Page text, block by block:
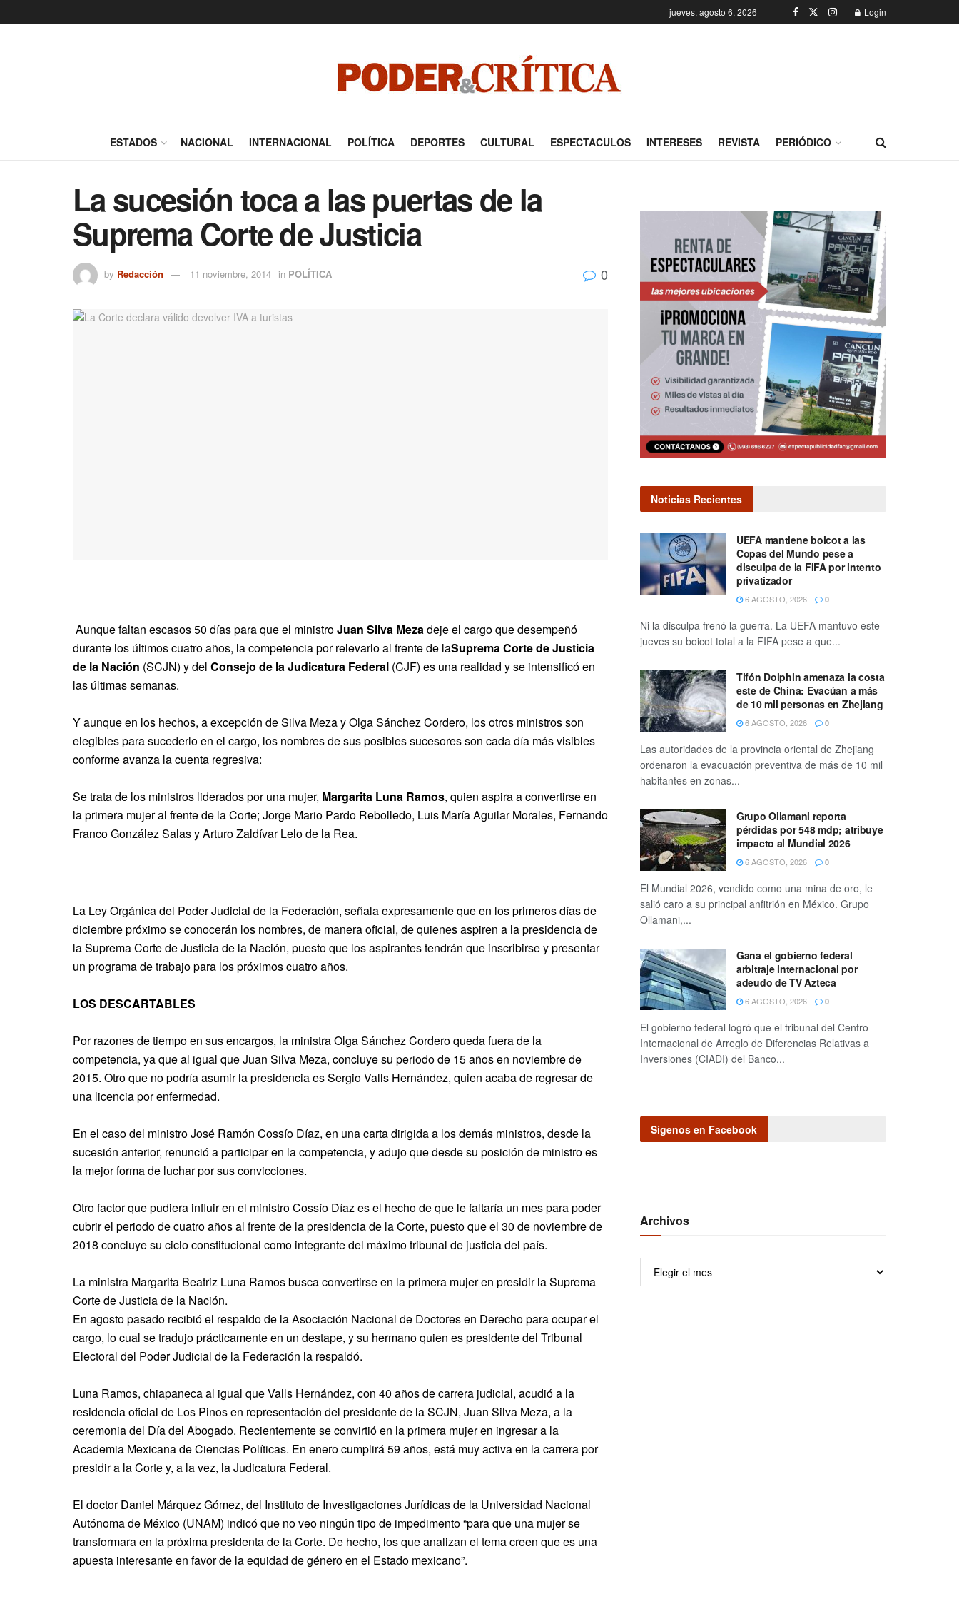
jueves, agosto 6, 2026 Login
ESTADOS NACIONAL INTERNACIONAL POLÍTICA DEPORTES CULTURAL ESPECTACULOS INTERESES REVISTA PERIÓDICO
La sucesión toca a las puertas de la
Suprema Corte de Justicia
by Redacción 11 noviembre, 2014 in POLÍTICA 0
Aunque faltan escasos 50 días para que el ministroJuan Silva Mezadeje el cargo que desempeñó
durante los últimos cuatro años, la competencia por relevarlo al frente de laSuprema Corte de Justicia
de la Nación (SCJN) y del Consejo de la Judicatura Federal (CJF) es una realidad y se intensificó en
las últimas semanas.
Y aunque en los hechos, a excepción de Silva Meza y Olga Sánchez Cordero, los otros ministros son
elegibles para sucederlo en el cargo, los nombres de sus posibles sucesores son cada día más visibles
conforme avanza la cuenta regresiva:
Se trata de los ministros liderados por una mujer, Margarita Luna Ramos, quien aspira a convertirse en
la primera mujer al frente de la Corte; Jorge Mario Pardo Rebolledo, Luis María Aguilar Morales, Fernando
Franco González Salas y Arturo Zaldívar Lelo de la Rea.
La Ley Orgánica del Poder Judicial de la Federación, señala expresamente que en los primeros días de
diciembre próximo se conocerán los nombres, de manera oficial, de quienes aspiren a la presidencia de
la Suprema Corte de Justicia de la Nación, puesto que los aspirantes tendrán que inscribirse y presentar
un programa de trabajo para los próximos cuatro años.
LOS DESCARTABLES
Por razones de tiempo en sus encargos, la ministra Olga Sánchez Cordero queda fuera de la
competencia, ya que al igual que Juan Silva Meza, concluye su periodo de 15 años en noviembre de
2015. Otro que no podría asumir la presidencia es Sergio Valls Hernández, quien acaba de regresar de
una licencia por enfermedad.
En el caso del ministro José Ramón Cossío Díaz, en una carta dirigida a los demás ministros, desde la
sucesión anterior, renunció a participar en la competencia, y adujo que desde su posición de ministro es
la mejor forma de luchar por sus convicciones.
Otro factor que pudiera influir en el ministro Cossío Díaz es el hecho de que le faltaría un mes para poder
cubrir el periodo de cuatro años al frente de la presidencia de la Corte, puesto que el 30 de noviembre de
2018 concluye su ciclo constitucional como integrante del máximo tribunal de justicia del país.
La ministra Margarita Beatriz Luna Ramos busca convertirse en la primera mujer en presidir la Suprema
Corte de Justicia de la Nación.
En agosto pasado recibió el respaldo de la Asociación Nacional de Doctores en Derecho para ocupar el
cargo, lo cual se tradujo prácticamente en un destape, y su hermano quien es presidente del Tribunal
Electoral del Poder Judicial de la Federación la respaldó.
Luna Ramos, chiapaneca al igual que Valls Hernández, con 40 años de carrera judicial, acudió a la
residencia oficial de Los Pinos en representación del presidente de la SCJN, Juan Silva Meza, a la
ceremonia del Día del Abogado. Recientemente se convirtió en la primera mujer en ingresar a la
Academia Mexicana de Ciencias Políticas. En enero cumplirá 59 años, está muy activa en la carrera por
presidir a la Corte y, a la vez, la Judicatura Federal.
El doctor Daniel Márquez Gómez, del Instituto de Investigaciones Jurídicas de la Universidad Nacional
Autónoma de México (UNAM) indicó que no veo ningún tipo de impedimento “para que una mujer se
transformara en la próxima presidenta de la Corte. De hecho, los que analizan el tema creen que es una
apuesta interesante en favor de la equidad de género en el Estado mexicano”.
Noticias Recientes
UEFA mantiene boicot a las
Copas del Mundo pese a
disculpa de la FIFA por intento
privatizador
6 AGOSTO, 2026 0
Ni la disculpa frenó la guerra. La UEFA mantuvo este
jueves su boicot total a la FIFA pese a que...
Tifón Dolphin amenaza la costa
este de China: Evacúan a más
de 10 mil personas en Zhejiang
6 AGOSTO, 2026 0
Las autoridades de la provincia oriental de Zhejiang
ordenaron la evacuación preventiva de más de 10 mil
habitantes en zonas...
Grupo Ollamani reporta
pérdidas por 548 mdp; atribuye
impacto al Mundial 2026
6 AGOSTO, 2026 0
El Mundial 2026, vendido como una mina de oro, le
salió caro a su principal anfitrión en México. Grupo
Ollamani,...
Gana el gobierno federal
arbitraje internacional por
adeudo de TV Azteca
6 AGOSTO, 2026 0
El gobierno federal logró que el tribunal del Centro
Internacional de Arreglo de Diferencias Relativas a
Inversiones (CIADI) del Banco...
Sígenos en Facebook
Archivos
Archivos